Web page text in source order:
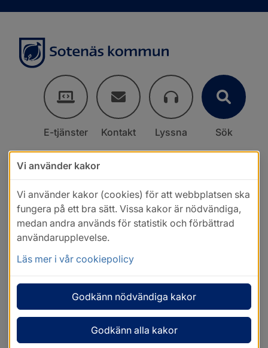
E-tjänster Kontakt Lyssna Sök
Vi använder kakor
Vi använder kakor (cookies) för att webbplatsen ska
fungera på ett bra sätt. Vissa kakor är nödvändiga,
medan andra används för statistik och förbättrad
användarupplevelse.
Läs mer i vår cookiepolicy
Godkänn nödvändiga kakor
Godkänn alla kakor